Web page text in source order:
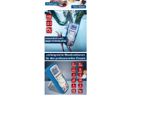
Osciloscoape
Osciloscoape AXIOMET
Osciloscoape B&K PRECISION
Osciloscoape FLUKE